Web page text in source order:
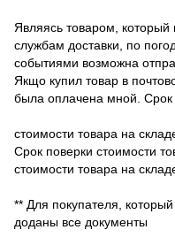
Являясь товаром,
службам доставки, по
событиями возможна
Якщо купил товар в
была оплачена мной. Срок
стоимости товара на
Срок поверки стоимости
стоимости товара на
** Для покупателя,
доданы все документы